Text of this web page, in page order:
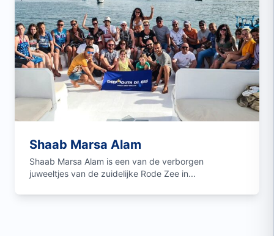
Shaab Marsa Alam
Shaab Marsa Alam is een van de verborgen
juweeltjes van de zuidelijke Rode Zee in...